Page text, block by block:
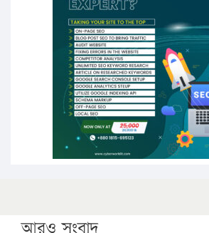
উচ্চশিক্ষায় গৌরবময় অর্জন: পূর্ণ
পিএইচডি করছেন কুয়েটের কৃতি…
সারা দেশে বজ্রাঘাতে ১৪ জনের প্রাণহানি
কঠোর হচ্ছে এসএসসি ও এইচএসসি
ফরিদগঞ্জে আগুনে পুড়লো ৬ ব্যবসা